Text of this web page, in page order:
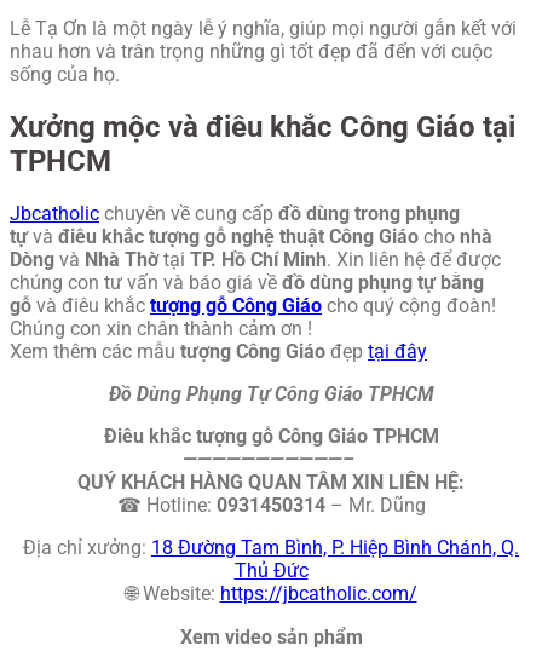
Lễ Tạ Ơn là một ngày lễ ý nghĩa, giúp mọi người gắn kết với
nhau hơn và trân trọng những gì tốt đẹp đã đến với cuộc
sống của họ.
Xưởng mộc và điêu khắc Công Giáo tại
TPHCM
Jbcatholic chuyên về cung cấp đồ dùng trong phụng
tựvà điêu khắc tượng gỗ nghệ thuật Công Giáo cho nhà
Dòng và Nhà Thờtại TP. Hồ Chí Minh. Xin liên hệ để được
chúng con tư vấn và báo giá về đồ dùng phụng tự bằng
gỗ và điêu khắc tượng gỗ Công Giáo cho quý cộng đoàn!
Chúng con xin chân thành cảm ơn !
Xem thêm các mẫu tượng Công Giáo đẹp tại đây
Đồ Dùng Phụng Tự Công Giáo TPHCM
Điêu khắc tượng gỗ Công Giáo TPHCM
———————————–
QUÝ KHÁCH HÀNG QUAN TÂM XIN LIÊN HỆ:
☎ Hotline: 0931450314– Mr. Dũng
Địa chỉ xưởng: 18 Đường Tam Bình, P. Hiệp Bình Chánh, Q.
Thủ Đức
🌐 Website: https://jbcatholic.com/
Xem video sản phẩm